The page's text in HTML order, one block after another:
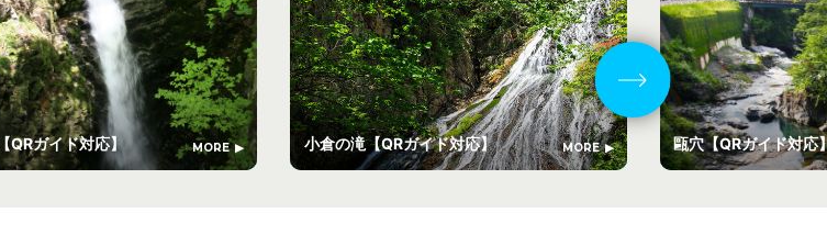
QRガイド対応】 MORE 小倉の滝【QRガイド対応】 MORE 甌穴【QRガイド対